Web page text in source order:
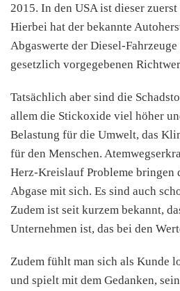
2015. In den USA ist dieser
Hierbei hat der bekannte
Abgaswerte der Diesel-
gesetzlich vorgegebenen
Tatsächlich aber sind die
allem die Stickoxide viel höher
Belastung für die Umwelt, das
für den Menschen.
Herz-Kreislauf Probleme bringen
Abgase mit sich. Es sind auch
Zudem ist seit kurzem bekannt,
Unternehmen ist, das bei den
Zudem fühlt man sich als Kunde
und spielt mit dem Gedanken,